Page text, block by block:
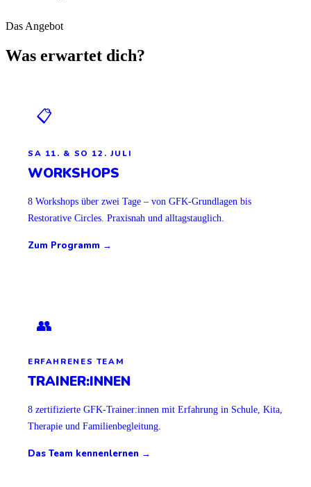
Das Angebot
Was erwartet dich?
📋
SA 11. & SO 12. JULI
WORKSHOPS
8 Workshops über zwei Tage – von GFK-Grundlagen bis
Restorative Circles. Praxisnah und alltagstauglich.
Zum Programm →
👥
ERFAHRENES TEAM
TRAINER:INNEN
8 zertifizierte GFK-Trainer:innen mit Erfahrung in Schule, Kita,
Therapie und Familienbegleitung.
Das Team kennenlernen →